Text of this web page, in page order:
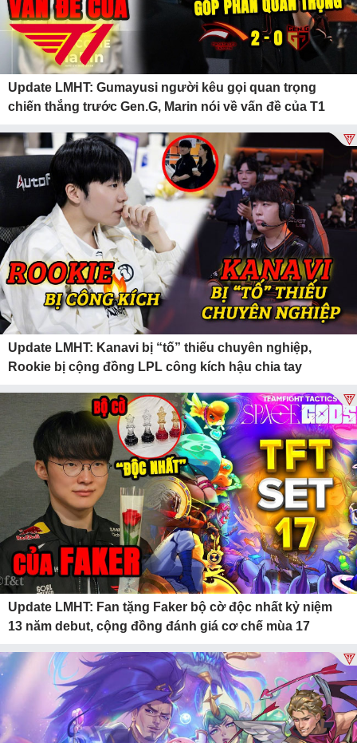
Update LMHT: Gumayusi người kêu gọi quan trọng
chiến thắng trước Gen.G, Marin nói về vấn đề của T1
Update LMHT: Kanavi bị “tố” thiếu chuyên nghiệp,
Rookie bị cộng đồng LPL công kích hậu chia tay
Update LMHT: Fan tặng Faker bộ cờ độc nhất kỷ niệm
13 năm debut, cộng đồng đánh giá cơ chế mùa 17